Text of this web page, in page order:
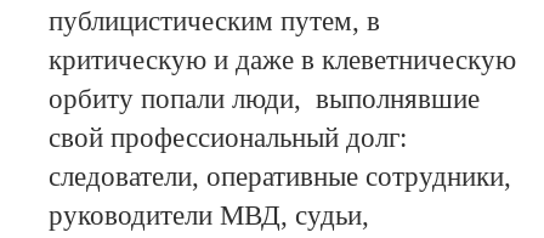
публицистическим путем, в
критическую и даже в клеветническую
орбиту попали люди, выполнявшие
свой профессиональный долг:
следователи, оперативные сотрудники,
руководители МВД, судьи,